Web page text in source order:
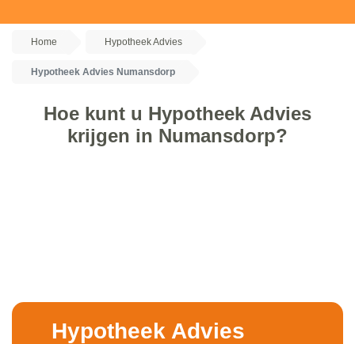
Home Hypotheek Advies
Hypotheek Advies Numansdorp
Hoe kunt u Hypotheek Advies
krijgen in Numansdorp?
Hypotheek Advies